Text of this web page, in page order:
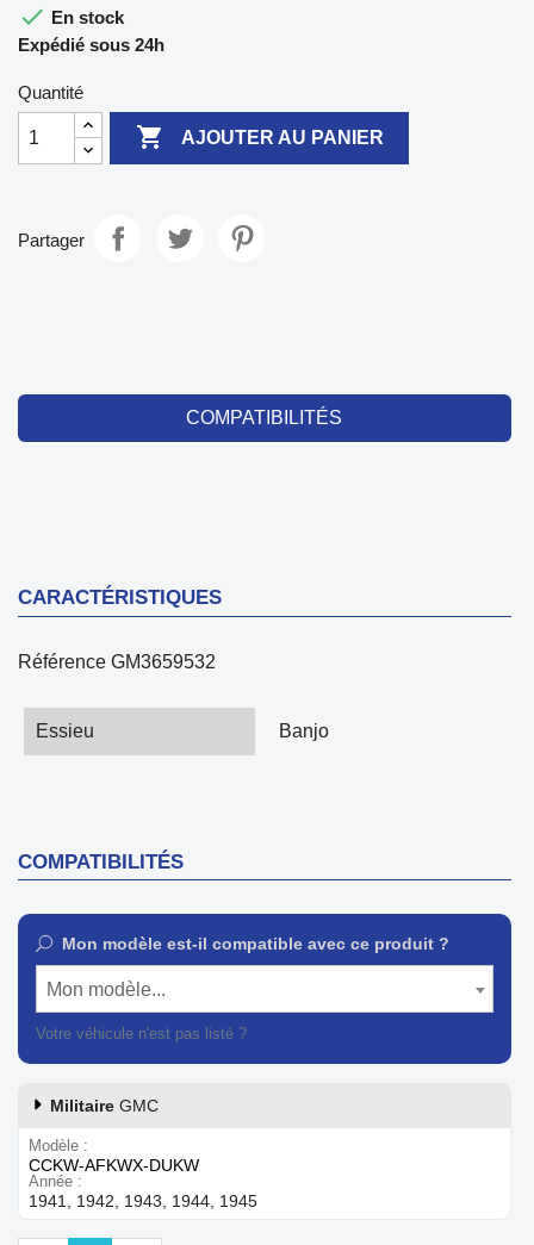
 En stock
Expédié sous 24h
Quantité
 AJOUTER AU PANIER
Partager
COMPATIBILITÉS
CARACTÉRISTIQUES
Référence GM3659532
Essieu Banjo
COMPATIBILITÉS
Mon modèle est-il compatible avec ce produit ?
Mon modèle...
Votre véhicule n'est pas listé ?
Militaire GMC
Modèle
CCKW-AFKWX-DUKW
Année
1941, 1942, 1943, 1944, 1945